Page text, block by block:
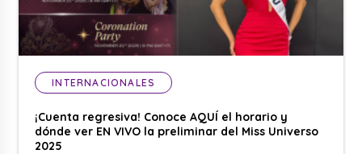
INTERNACIONALES
¡Cuenta regresiva! Conoce AQUÍ el horario y
dónde ver EN VIVO la preliminar del Miss Universo
2025